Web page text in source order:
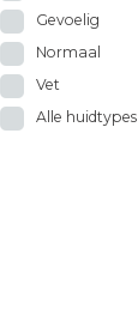
Gevoelig
Normaal
Vet
Alle huidtypes